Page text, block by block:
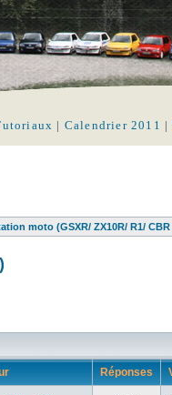
| Calendrier 2011 |
moto (GSXR/ ZX10R/ R1/ CBR
Réponses